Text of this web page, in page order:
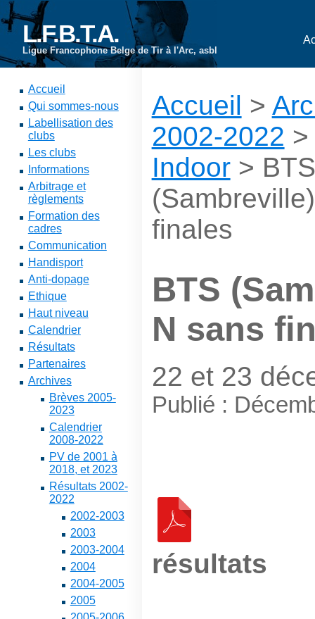
L.F.B.T.A.
Ligue Francophone Belge de Tir à l'Arc, asbl
Accueil
Qui sommes-nous
Labellisation des
clubs
Les clubs
Informations
Arbitrage et
règlements
Formation des
cadres
Communication
Handisport
Anti-dopage
Ethique
Haut niveau
Calendrier
Résultats
Partenaires
Archives
Brèves 2005-
2023
Calendrier
2008-2022
PV de 2001 à
2018, et 2023
Résultats 2002-
2022
2002-2003
2003
2003-2004
2004
2004-2005
2005
Accueil >
2002-2022
Indoor> BTS
finales
BTS
N sans
22 et 23
Publié :
résultats